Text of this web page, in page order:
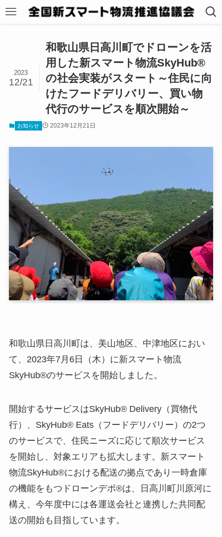
和歌山県日高川町でドローンを活
用した新スマート物流SkyHub®
の社会実装がスタート～住民に向
けたフードデリバリー、買い物
代行のサービスを順次開始～
2023
12/21
お知らせ 2023年12月21日
和歌山県日高川町は、美山地区、中津地区におい
て、2023年7月6日（木）に新スマート物流
SkyHub®のサービスを開始しました。
開始するサービスはSkyHub® Delivery（買物代
行）、SkyHub® Eats（フードデリバリー）の2つ
のサービスで、住民ニーズに応じて順次サービス
を開始し、対象エリアも拡大します。新スマート
物流SkyHub®における配送の拠点であり一時倉庫
の機能をもつドローンデポ®は、日高川町川原河に
構え、今年度中には各運送会社と連携した共同配
送の開始も目指しています。